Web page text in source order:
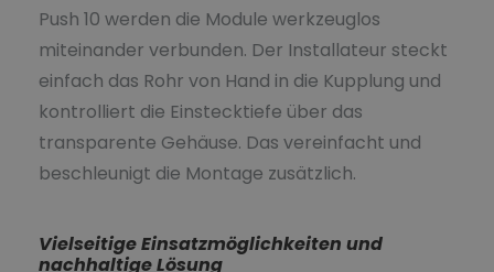
Push 10 werden die Module werkzeuglos
miteinander verbunden. Der Installateur steckt
einfach das Rohr von Hand in die Kupplung und
kontrolliert die Einstecktiefe über das
transparente Gehäuse. Das vereinfacht und
beschleunigt die Montage zusätzlich.
Vielseitige Einsatzmöglichkeiten und
nachhaltige Lösung